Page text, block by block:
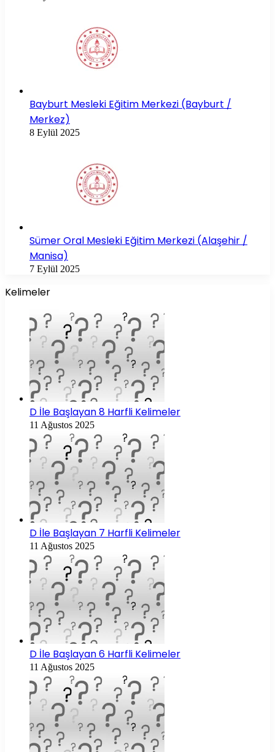
Bayburt Mesleki Eğitim Merkezi (Bayburt /
Merkez)
8 Eylül 2025
Sümer Oral Mesleki Eğitim Merkezi (Alaşehir /
Manisa)
7 Eylül 2025
Kelimeler
D İle Başlayan 8 Harfli Kelimeler
11 Ağustos 2025
D İle Başlayan 7 Harfli Kelimeler
11 Ağustos 2025
D İle Başlayan 6 Harfli Kelimeler
11 Ağustos 2025